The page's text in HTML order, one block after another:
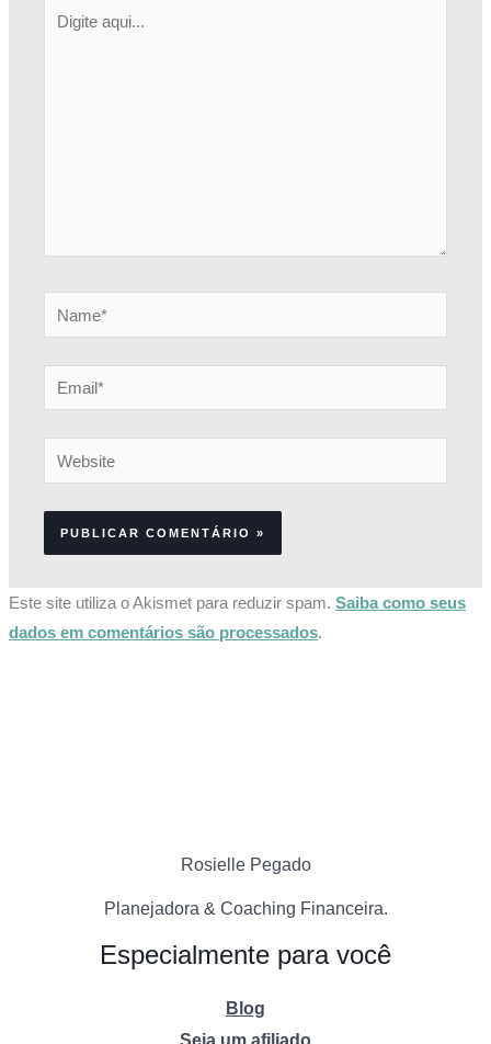
aqui...
Name*
Email*
Website
Este site utiliza o Akismet para reduzir spam.Saiba como seus
dados em comentários são processados.
Rosielle Pegado
Planejadora & Coaching Financeira.
Especialmente para você
Blog
Seja um afiliado